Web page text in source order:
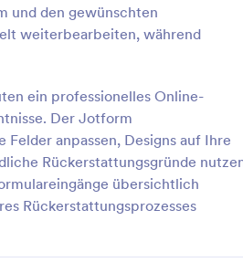
und den gewünschten
weiterbearbeiten, während
ein professionelles Online-
Der Jotform
anpassen, Designs auf Ihre
Rückerstattungsgründe
übersichtlich
Rückerstattungsprozesses
Gesundheitsausgaben mit dem
Erstattungsantragsformular und
vereinfachen Sie die
die Bearbeitung für Verwaltung,
Personalabteilung und
Go to Category:
Aufnahmeformulare für
Kostenerstattungen
Vorlage verwenden